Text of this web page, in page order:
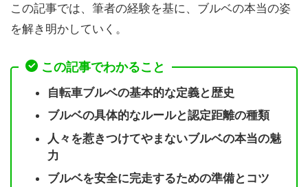
この記事では、筆者の経験を基に、ブルベの本当の姿
を解き明かしていく。
この記事でわかること
自転車ブルベの基本的な定義と歴史
ブルベの具体的なルールと認定距離の種類
人々を惹きつけてやまないブルベの本当の魅
力
ブルベを安全に完走するための準備とコツ